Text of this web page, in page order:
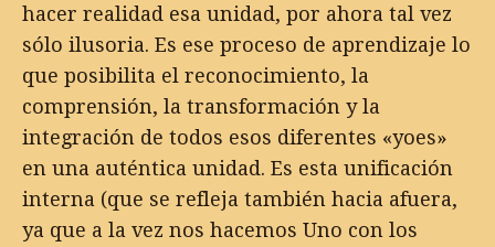
hacer realidad esa unidad, por ahora tal vez
sólo ilusoria. Es ese proceso de aprendizaje lo
que posibilita el reconocimiento, la
comprensión, la transformación y la
integración de todos esos diferentes «yoes»
en una auténtica unidad. Es esta unificación
interna (que se refleja también hacia afuera,
ya que a la vez nos hacemos Uno con los